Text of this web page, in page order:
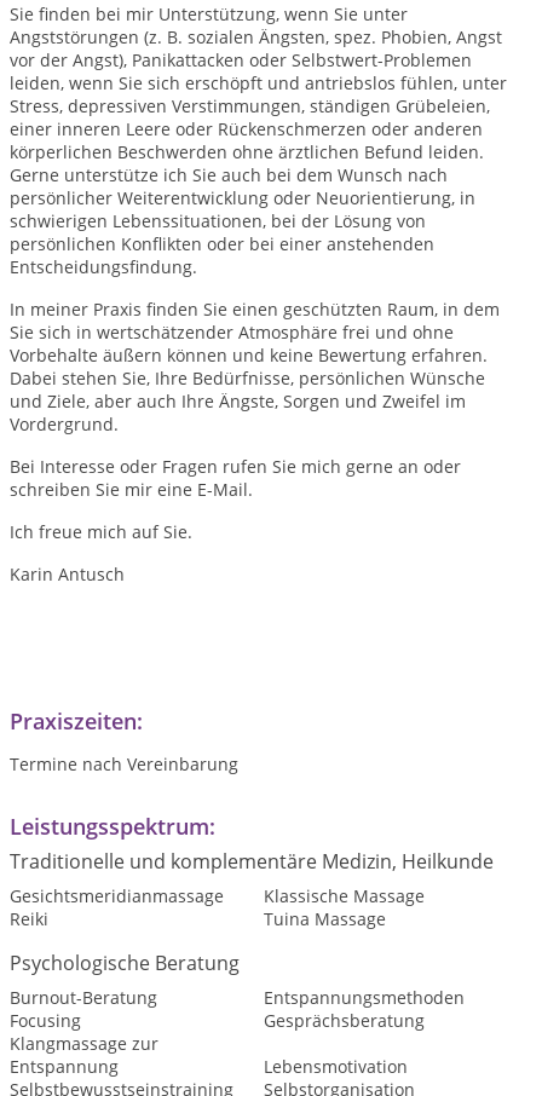
Sie finden bei mir Unterstützung, wenn Sie unter
Angststörungen (z. B. sozialen Ängsten, spez. Phobien, Angst
vor der Angst), Panikattacken oder Selbstwert-Problemen
leiden, wenn Sie sich erschöpft und antriebslos fühlen, unter
Stress, depressiven Verstimmungen, ständigen Grübeleien,
einer inneren Leere oder Rückenschmerzen oder anderen
körperlichen Beschwerden ohne ärztlichen Befund leiden.
Gerne unterstütze ich Sie auch bei dem Wunsch nach
persönlicher Weiterentwicklung oder Neuorientierung, in
schwierigen Lebenssituationen, bei der Lösung von
persönlichen Konflikten oder bei einer anstehenden
Entscheidungsfindung.
In meiner Praxis finden Sie einen geschützten Raum, in dem
Sie sich in wertschätzender Atmosphäre frei und ohne
Vorbehalte äußern können und keine Bewertung erfahren.
Dabei stehen Sie, Ihre Bedürfnisse, persönlichen Wünsche
und Ziele, aber auch Ihre Ängste, Sorgen und Zweifel im
Vordergrund.
Bei Interesse oder Fragen rufen Sie mich gerne an oder
schreiben Sie mir eine E-Mail.
Ich freue mich auf Sie.
Karin Antusch
Praxiszeiten:
Termine nach Vereinbarung
Leistungsspektrum:
Traditionelle und komplementäre Medizin, Heilkunde
Gesichtsmeridianmassage
Klassische Massage
Reiki
Tuina Massage
Psychologische Beratung
Burnout-Beratung
Entspannungsmethoden
Focusing
Gesprächsberatung
Klangmassage zur
Entspannung
Lebensmotivation
Selbstbewusstseinstraining
Selbstorganisation